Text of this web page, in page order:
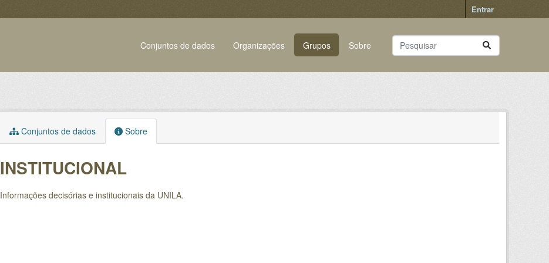
Entrar
Conjuntos de dados Organizações Grupos Sobre
Conjuntos de dados Sobre
INSTITUCIONAL
Informações decisórias e institucionais da UNILA.